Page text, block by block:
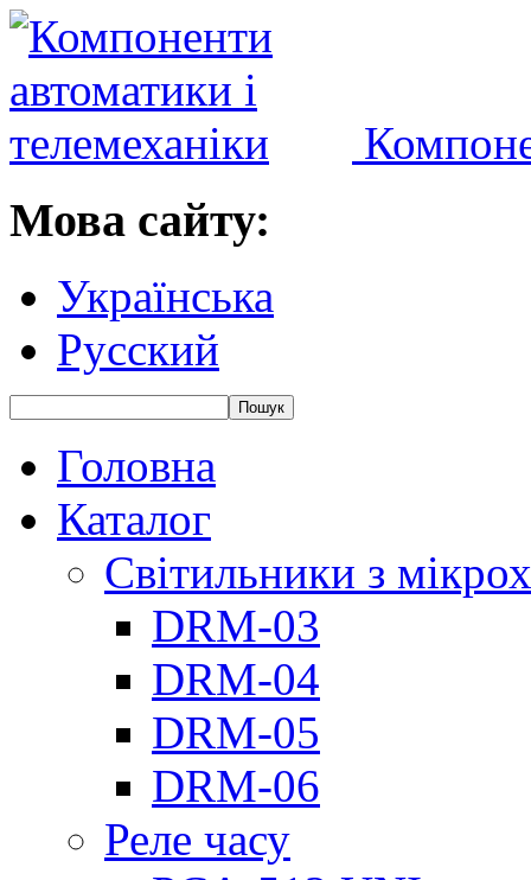
Мова сайту:
Українська
Русский
Головна
Каталог
Світильники з
DRM-03
DRM-04
DRM-05
DRM-06
Реле часу